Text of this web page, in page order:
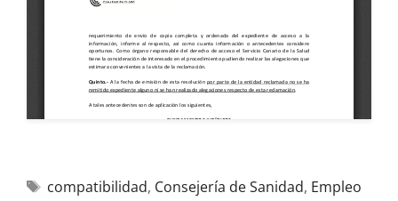
compatibilidad, Consejería de Sanidad, Empleo